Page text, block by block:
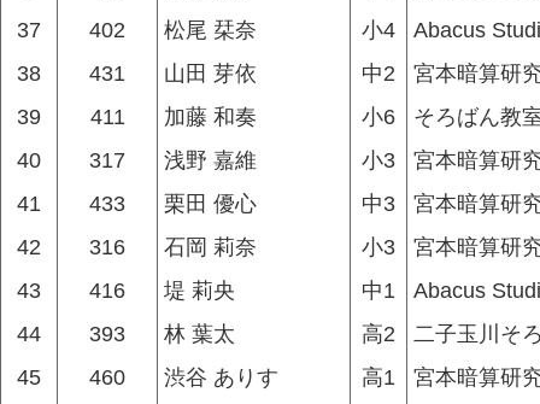
37
402 松尾 栞奈 小4
Abacus
38
431 山田 芽依 中2
宮本暗算研
39
411 加藤 和奏 小6
そろばん教
40
317 浅野 嘉維 小3
宮本暗算研
41
433 栗田 優心 中3
宮本暗算研
42
316 石岡 莉奈 小3
宮本暗算研
43
416 堤 莉央 中1
Abacus
44
393 林 葉太 高2
二子玉川そ
45
460 渋谷 ありす 高1
宮本暗算研